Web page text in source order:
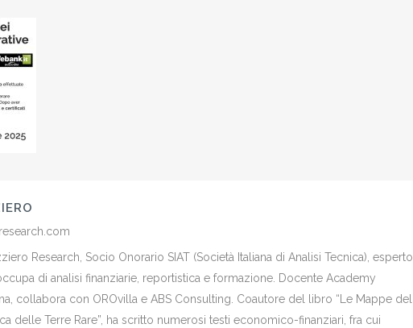
Research, Socio Onorario SIAT (Società Italiana di Analisi Tecnica), esperto
di analisi finanziarie, reportistica e formazione. Docente Academy
collabora con OROvilla e ABS Consulting. Coautore del libro “Le Mappe del
delle Terre Rare”, ha scritto numerosi testi economico-finanziari, fra cui